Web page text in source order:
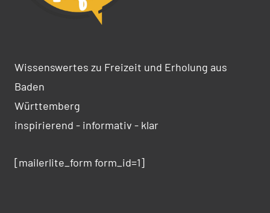
Wissenswertes zu Freizeit und Erholung aus
Baden
Württemberg
inspirierend - informativ - klar
[mailerlite_form form_id=1]